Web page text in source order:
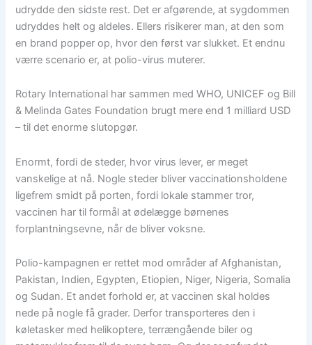
udrydde den sidste rest. Det er afgørende, at sygdommen
udryddes helt og aldeles. Ellers risikerer man, at den som
en brand popper op, hvor den først var slukket. Et endnu
værre scenario er, at polio-virus muterer.
Rotary International har sammen med WHO, UNICEF og Bill
& Melinda Gates Foundation brugt mere end 1 milliard USD
– til det enorme slutopgør.
Enormt, fordi de steder, hvor virus lever, er meget
vanskelige at nå. Nogle steder bliver vaccinationsholdene
ligefrem smidt på porten, fordi lokale stammer tror,
vaccinen har til formål at ødelægge børnenes
forplantningsevne, når de bliver voksne.
Polio-kampagnen er rettet mod områder af Afghanistan,
Pakistan, Indien, Egypten, Etiopien, Niger, Nigeria, Somalia
og Sudan. Et andet forhold er, at vaccinen skal holdes
nede på nogle få grader. Derfor transporteres den i
køletasker med helikoptere, terrængående biler og